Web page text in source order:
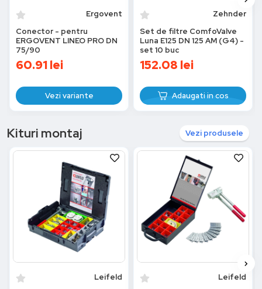
Ergovent
Conector - pentru
ERGOVENT LINEO PRO DN
75/90
60.91lei
Vezi variante
Zehnder
Set de filtre ComfoValve
Luna E125 DN 125 AM (G4) -
set 10 buc
152.08 lei
Adaugati in cos
Kituri montaj Vezi produsele
Leifeld
Leifeld